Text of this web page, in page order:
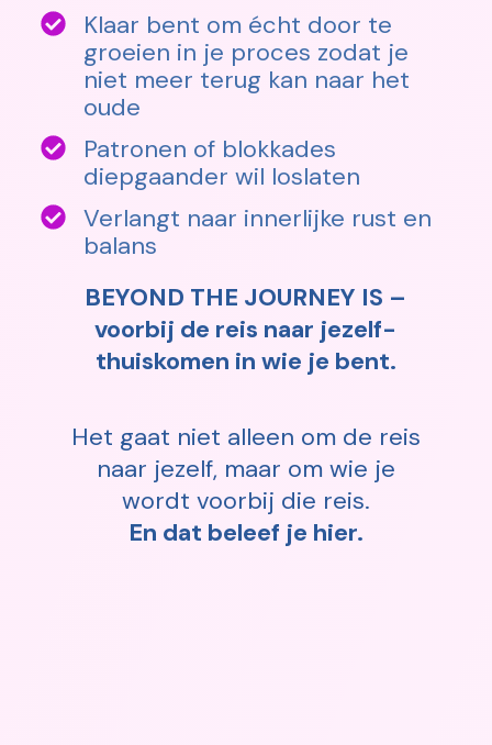
Klaar bent om écht door te
groeien in je proces zodat je
niet meer terug kan naar het
oude
Patronen of blokkades
diepgaander wil loslaten
Verlangt naar innerlijke rust en
balans
BEYOND THE JOURNEY IS –
voorbij de reis naar jezelf-
thuiskomen in wie je bent.
Het gaat niet alleen om de reis
naar jezelf, maar om wie je
wordt voorbij die reis.
En dat beleef je hier.